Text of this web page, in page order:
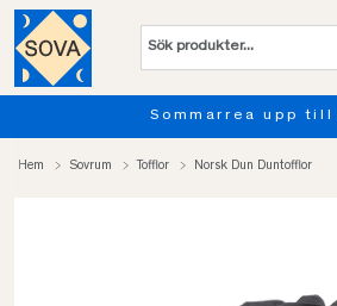
Sommarrea upp till 50%
Hem Sovrum Tofflor Norsk Dun Duntofflor